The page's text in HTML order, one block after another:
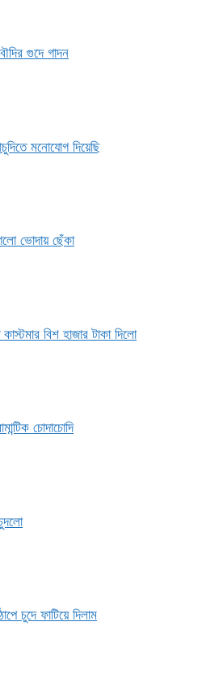
গুদে গাদন
মনোযোগ দিয়েছি
ভোদায় ছেঁকা
বিশ হাজার টাকা দিলো
চোদাচোদি
চুদে ফাটিয়ে দিলাম